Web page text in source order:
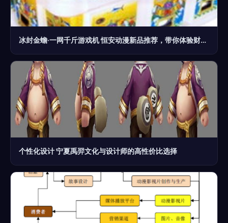
冰封金蟾·一网千斤游戏机 恒安动漫新品推荐，带你体验财富新密码
个性化设计 宁夏禹羿文化与设计师的高性价比选择